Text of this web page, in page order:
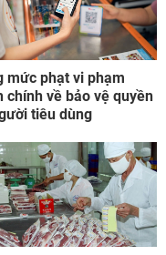
mức phạt vi phạm
chính về bảo vệ quyền
tiêu dùng